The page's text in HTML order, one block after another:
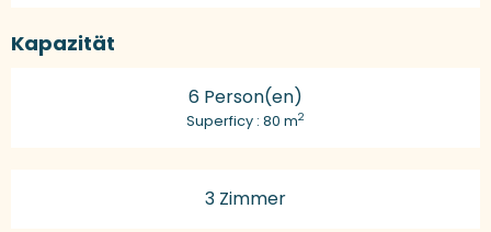
Kapazität
6 Person(en)
Superficy : 80 m2
3 Zimmer